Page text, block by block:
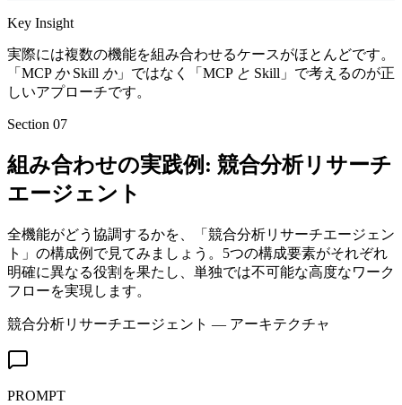
Key Insight
実際には複数の機能を組み合わせるケースがほとんどです。
「MCP かSkill か」ではなく「MCP と Skill」で考えるのが正
しいアプローチです。
Section 07
組み合わせの実践例: 競合分析リサーチ
エージェント
全機能がどう協調するかを、「競合分析リサーチエージェン
ト」の構成例で見てみましょう。5つの構成要素がそれぞれ
明確に異なる役割を果たし、単独では不可能な高度なワーク
フローを実現します。
競合分析リサーチエージェント — アーキテクチャ
PROMPT